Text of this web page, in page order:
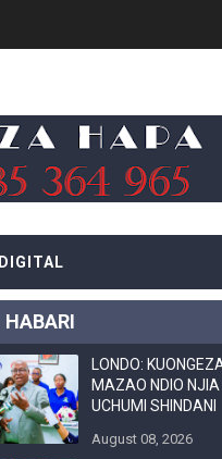
EACOP
88
KAZINI
HABARI
LONDO:
MAZAO NDIO
UCHUMI SHINDANI
August 08, 2026